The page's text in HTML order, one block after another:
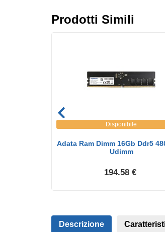
Prodotti Simili
Disponibile
Adata Ram Dimm 16Gb Ddr5
Udimm
194.58 €
Descrizione